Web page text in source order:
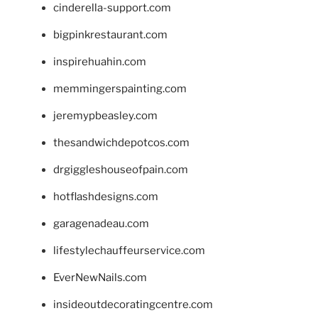
cinderella-support.com
bigpinkrestaurant.com
inspirehuahin.com
memmingerspainting.com
jeremypbeasley.com
thesandwichdepotcos.com
drgiggleshouseofpain.com
hotflashdesigns.com
garagenadeau.com
lifestylechauffeurservice.com
EverNewNails.com
insideoutdecoratingcentre.com